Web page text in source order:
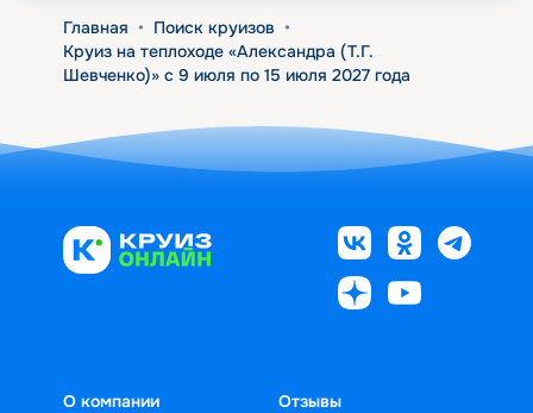
Главная • Поиск круизов •
Круиз на теплоходе «Александра (Т.Г.
Шевченко)» с 9 июля по 15 июля 2027 года
О компании
Отзывы